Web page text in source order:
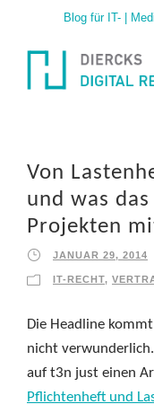
Blog für IT- |
Von
und was
Projekten
JANUAR 29, 2014
IT-RECHT,
Die Headline
nicht
auf t3n just einen
Pflichtenheft und